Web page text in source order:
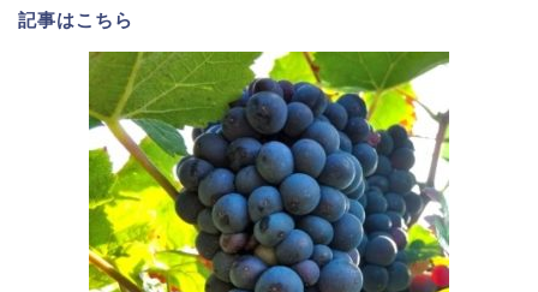
記事はこちら